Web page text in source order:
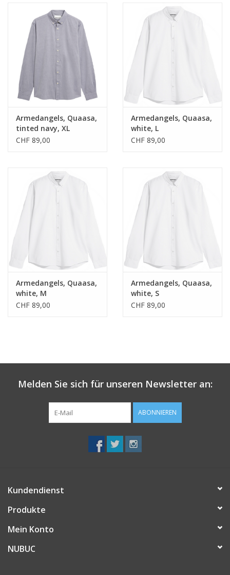
Armedangels, Quaasa,
tinted navy, XL
CHF 89,00
Armedangels, Quaasa,
white, L
CHF 89,00
Armedangels, Quaasa,
white, M
CHF 89,00
Armedangels, Quaasa,
white, S
CHF 89,00
Melden Sie sich für unseren Newsletter an:
ABONNIEREN
Kundendienst
Produkte
Mein Konto
NUBUC